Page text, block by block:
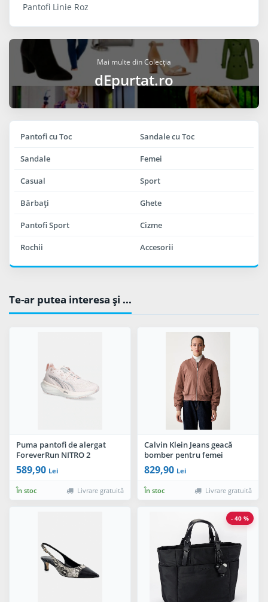
Pantofi Linie Roz
Mai multe din Colecția
dEpurtat.ro
Pantofi cu Toc Sandale cu Toc
Sandale Femei
Casual Sport
Bărbaţi Ghete
Pantofi Sport Cizme
Rochii Accesorii
Te-ar putea interesa şi ...
Puma pantofi de alergat
ForeverRun NITRO 2
589,90 Lei
În stoc Livrare gratuită
Calvin Klein Jeans geacă
bomber pentru femei
829,90 Lei
În stoc Livrare gratuită
- 40 %